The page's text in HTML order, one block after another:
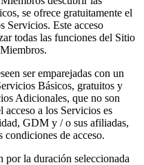
se ofrece gratuitamente el
Servicios. Este acceso
todas las funciones del Sitio
ser emparejadas con un
Básicos, gratuitos y
Adicionales, que no son
acceso a los Servicios es
GDM y / o sus afiliadas,
condiciones de acceso.
la duración seleccionada